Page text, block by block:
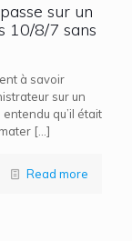
sur un
10/8/7 sans
à savoir
sur un
qu’il était
[…]
Read more